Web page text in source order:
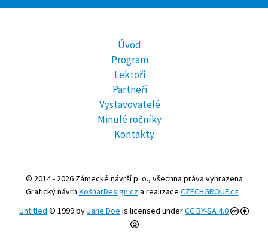
Úvod
Program
Lektoři
Partneři
Vystavovatelé
Minulé ročníky
Kontakty
© 2014 - 2026 Zámecké návrší p. o., všechna práva vyhrazena
Grafický návrh KošnarDesign.cza realizace CZECHGROUP.cz
Untitled © 1999 by Jane Doe is licensed underCC BY-SA 4.0